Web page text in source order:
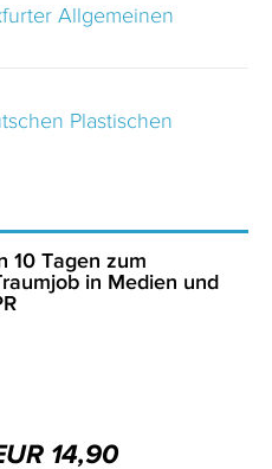
Allgemeinen
Plastischen
10 Tagen zum
in Medien und
14,90